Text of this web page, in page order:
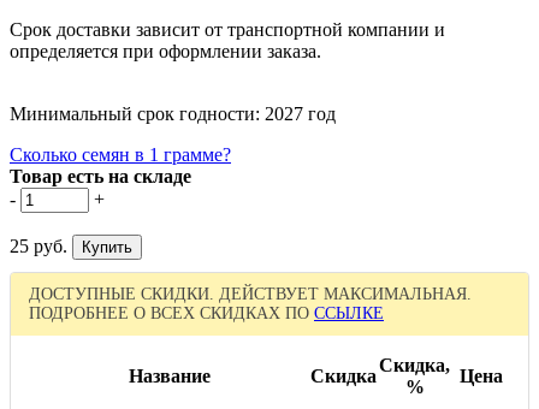
Срок доставки зависит от транспортной компании и
определяется при оформлении заказа.
Минимальный срок годности: 2027 год
Сколько семян в 1 грамме?
Товар есть на складе
-
+
25 руб.
ДОСТУПНЫЕ СКИДКИ. ДЕЙСТВУЕТ МАКСИМАЛЬНАЯ.
ПОДРОБНЕЕ О ВСЕХ СКИДКАХ ПО ССЫЛКЕ
Название Скидка
Скидка,
%
Цена